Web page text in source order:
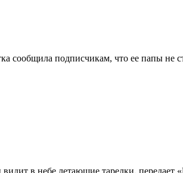
подписчикам, что ее папы не